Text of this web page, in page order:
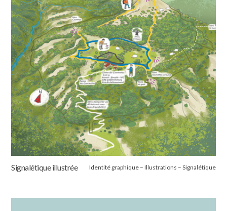
Signalétique illustrée Identité graphique – Illustrations – Signalétique